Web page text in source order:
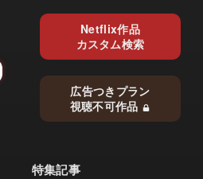
Netflix作品
カスタム検索
広告つきプラン
視聴不可作品
特集記事